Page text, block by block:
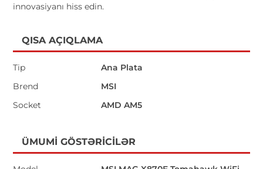
innovasiyanı hiss edin.
QISA AÇIQLAMA
Tip
Ana Plata
Brend
MSI
Socket
AMD AM5
ÜMUMI GÖSTƏRICILƏR